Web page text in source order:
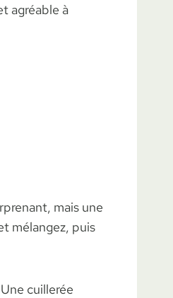
agréable à
mais une
mélangez, puis
cuillerée